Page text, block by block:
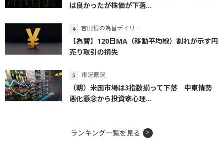
は良かったが株価が下落...
吉田恒の為替デイリー
【為替】120日MA（移動平均線）割れが示す円
売り取引の損失
市況概況
（朝）米国市場は3指数揃って下落 中東情勢
悪化懸念から投資家心理...
ランキング一覧を見る